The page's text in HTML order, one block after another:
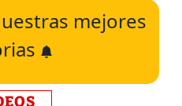
mejores